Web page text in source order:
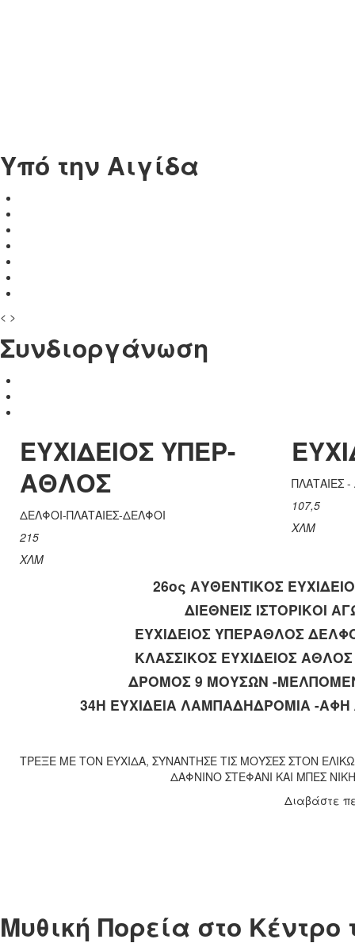
Υπό την Αιγίδα
< >
Συνδιοργάνωση
ΕΥΧΙΔΕΙΟΣ ΥΠΕΡ-
ΑΘΛΟΣ
ΔΕΛΦΟΙ-ΠΛΑΤΑΙΕΣ-ΔΕΛΦΟΙ
215
ΧΛΜ
ΠΛΑΤΑΙΕΣ
107,5
ΧΛΜ
26ος ΑΥΘΕΝΤΙΚΟΣ
ΔΙΕΘΝΕΙΣ ΙΣΤΟΡΙΚΟΙ
ΕΥΧΙΔΕΙΟΣ ΥΠΕΡΑΘΛΟΣ
ΚΛΑΣΣΙΚΟΣ ΕΥΧΙΔΕΙΟΣ
ΔΡΟΜΟΣ 9 ΜΟΥΣΩΝ -
34Η ΕΥΧΙΔΕΙΑ ΛΑΜΠΑΔΗΔΡΟΜΙΑ -
ΤΡΕΞΕ ΜΕ ΤΟΝ ΕΥΧΙΔΑ, ΣΥΝΑΝΤΗΣΕ ΤΙΣ ΜΟΥΣΕΣ ΣΤΟΝ
ΔΑΦΝΙΝΟ ΣΤΕΦΑΝΙ ΚΑΙ ΜΠΕΣ
Διαβάστε
Μυθική Πορεία στο Κέντρο